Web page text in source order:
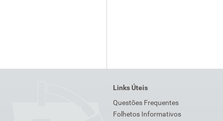
Links Úteis
Questões Frequentes
Folhetos Informativos